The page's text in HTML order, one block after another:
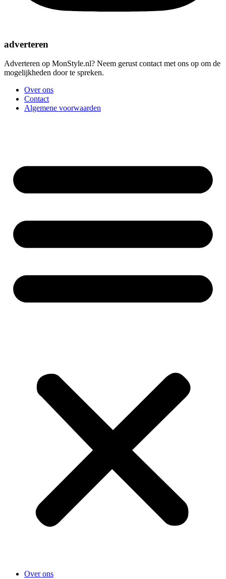
adverteren
Adverteren op MonStyle.nl? Neem gerust contact met ons op om de
mogelijkheden door te spreken.
Over ons
Contact
Algemene voorwaarden
Over ons